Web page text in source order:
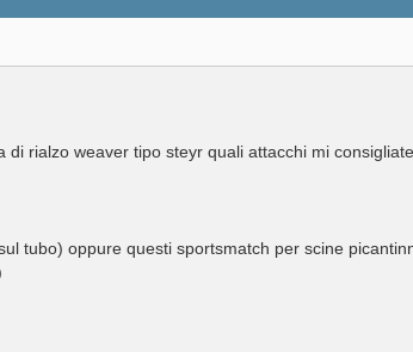
rialzo weaver tipo steyr quali attacchi mi
tubo) oppure questi sportsmatch per scine